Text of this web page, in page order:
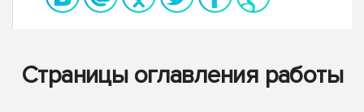
Страницы оглавления работы